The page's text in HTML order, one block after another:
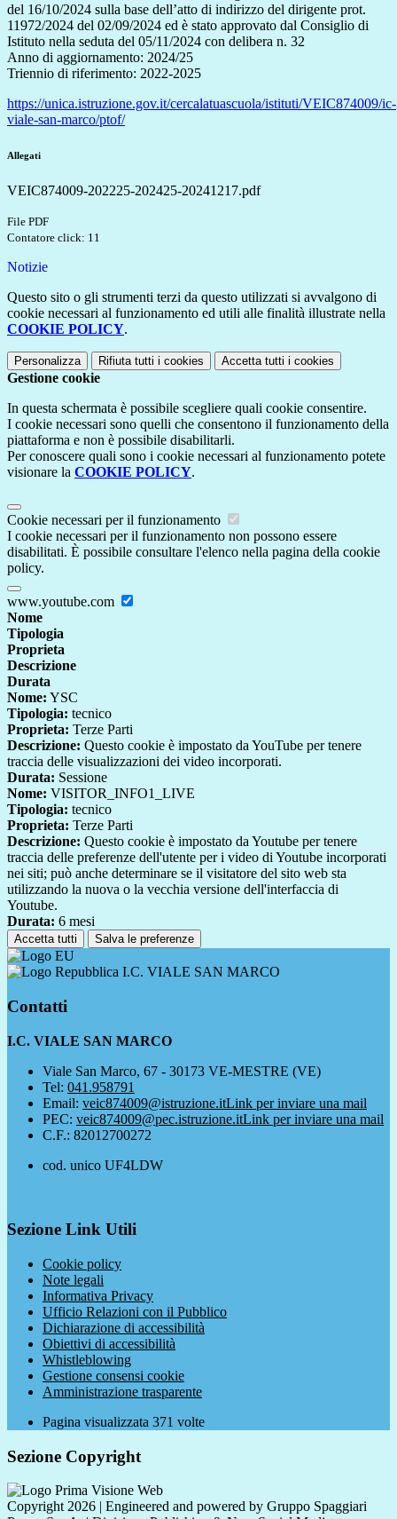
del 16/10/2024 sulla base dell’atto di indirizzo del dirigente prot.
11972/2024 del 02/09/2024 ed è stato approvato dal Consiglio di
Istituto nella seduta del 05/11/2024 con delibera n. 32
Anno di aggiornamento: 2024/25
Triennio di riferimento: 2022-2025
https://unica.istruzione.gov.it/cercalatuascuola/istituti/VEIC874009/ic-
viale-san-marco/ptof/
Allegati
VEIC874009-202225-202425-20241217.pdf
File PDF
Contatore click: 11
Notizie
Questo sito o gli strumenti terzi da questo utilizzati si avvalgono di
cookie necessari al funzionamento ed utili alle finalità illustrate nella
COOKIE POLICY.
Personalizza Rifiuta tutti i cookies Accetta tutti i cookies
Gestione cookie
In questa schermata è possibile scegliere quali cookie consentire.
I cookie necessari sono quelli che consentono il funzionamento della
piattaforma e non è possibile disabilitarli.
Per conoscere quali sono i cookie necessari al funzionamento potete
visionare la COOKIE POLICY.
Cookie necessari per il funzionamento
I cookie necessari per il funzionamento non possono essere
disabilitati. È possibile consultare l'elenco nella pagina della cookie
policy.
www.youtube.com
Nome
Tipologia
Proprieta
Descrizione
Durata
Nome: YSC
Tipologia: tecnico
Proprieta: Terze Parti
Descrizione: Questo cookie è impostato da YouTube per tenere
traccia delle visualizzazioni dei video incorporati.
Durata: Sessione
Nome: VISITOR_INFO1_LIVE
Tipologia: tecnico
Proprieta: Terze Parti
Descrizione: Questo cookie è impostato da Youtube per tenere
traccia delle preferenze dell'utente per i video di Youtube incorporati
nei siti; può anche determinare se il visitatore del sito web sta
utilizzando la nuova o la vecchia versione dell'interfaccia di
Youtube.
Durata: 6 mesi
Accetta tutti Salva le preferenze
I.C. VIALE SAN MARCO
Contatti
I.C. VIALE SAN MARCO
Viale San Marco, 67 - 30173 VE-MESTRE (VE)
Tel: 041.958791
Email: veic874009@istruzione.itLink per inviare una mail
PEC: veic874009@pec.istruzione.itLink per inviare una mail
C.F.: 82012700272
cod. unico UF4LDW
Sezione Link Utili
Cookie policy
Note legali
Informativa Privacy
Ufficio Relazioni con il Pubblico
Dichiarazione di accessibilità
Obiettivi di accessibilità
Whistleblowing
Gestione consensi cookie
Amministrazione trasparente
Pagina visualizzata 371 volte
Sezione Copyright
Copyright 2026 | Engineered and powered by Gruppo Spaggiari